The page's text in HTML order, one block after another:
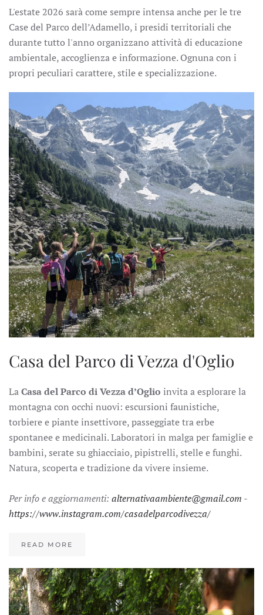
L'estate 2026 sarà come sempre intensa anche per le tre
Case del Parco dell’Adamello, i presidi territoriali che
durante tutto l'anno organizzano attività di educazione
ambientale, accoglienza e informazione. Ognuna con i
propri peculiari carattere, stile e specializzazione.
Casa del Parco di Vezza d'Oglio
LaCasa del Parco di Vezza d’Oglio invita a esplorare la
montagna con occhi nuovi: escursioni faunistiche,
torbiere e piante insettivore, passeggiate tra erbe
spontanee e medicinali. Laboratori in malga per famiglie e
bambini, serate su ghiacciaio, pipistrelli, stelle e funghi.
Natura, scoperta e tradizione da vivere insieme.
Per info e aggiornamenti: alternativaambiente@gmail.com -
https://www.instagram.com/casadelparcodivezza/
READ MORE